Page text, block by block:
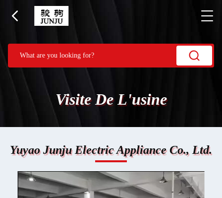
Visite De L'usine
Yuyao Junju Electric Appliance Co., Ltd.